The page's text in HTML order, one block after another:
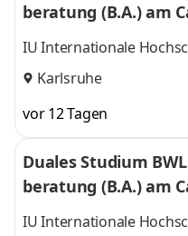
beratung (B.A.) am
IU Internationale
Karlsruhe
vor 12 Tagen
Duales Studium
beratung (B.A.) am
IU Internationale